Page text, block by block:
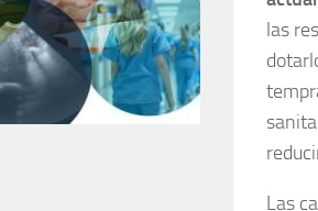
las
Las